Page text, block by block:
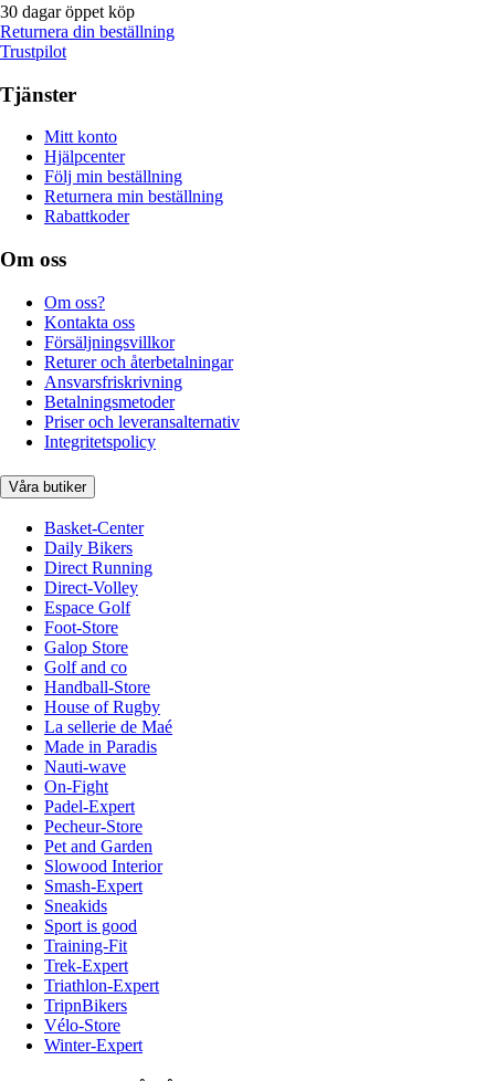
30 dagar öppet köp
Returnera din beställning
Trustpilot
Tjänster
Mitt konto
Hjälpcenter
Följ min beställning
Returnera min beställning
Rabattkoder
Om oss
Om oss?
Kontakta oss
Försäljningsvillkor
Returer och återbetalningar
Ansvarsfriskrivning
Betalningsmetoder
Priser och leveransalternativ
Integritetspolicy
Våra butiker
Basket-Center
Daily Bikers
Direct Running
Direct-Volley
Espace Golf
Foot-Store
Galop Store
Golf and co
Handball-Store
House of Rugby
La sellerie de Maé
Made in Paradis
Nauti-wave
On-Fight
Padel-Expert
Pecheur-Store
Pet and Garden
Slowood Interior
Smash-Expert
Sneakids
Sport is good
Training-Fit
Trek-Expert
Triathlon-Expert
TripnBikers
Vélo-Store
Winter-Expert